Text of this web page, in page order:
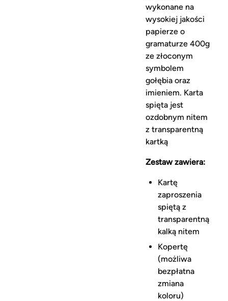
wykonane na
wysokiej jakości
papierze o
gramaturze 400g
ze złoconym
symbolem
gołębia oraz
imieniem. Karta
spięta jest
ozdobnym nitem
z transparentną
kartką
Zestaw zawiera:
Kartę
zaproszenia
spiętą z
transparentną
kalką nitem
Kopertę
(możliwa
bezpłatna
zmiana
koloru)